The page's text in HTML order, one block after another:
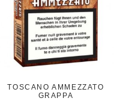
TOSCANO AMMEZZATO
GRAPPA